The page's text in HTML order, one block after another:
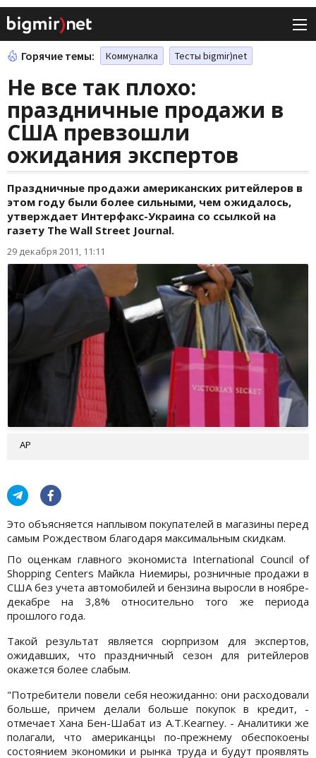
Горячие темы: Коммуналка Тесты bigmir)net
Не все так плохо:
праздничные продажи в
США превзошли
ожидания экспертов
Праздничные продажи американских ритейлеров в
этом году были более сильными, чем ожидалось,
утверждает Интерфакс-Украина со ссылкой на
газету The Wall Street Journal.
29 декабря 2011, 11:11
АР
Это объясняется наплывом покупателей в магазины перед
самым Рождеством благодаря максимальным скидкам.
По оценкам главного экономиста International Council of
Shopping Centers Майкла Ниемиры, розничные продажи в
США без учета автомобилей и бензина выросли в ноябре-
декабре на 3,8% относительно того же периода
прошлого года.
Такой результат является сюрпризом для экспертов,
ожидавших, что праздничный сезон для ритейлеров
окажется более слабым.
"Потребители повели себя неожиданно: они расходовали
больше, причем делали больше покупок в кредит, -
отмечает Хана Бен-Шабат из A.T.Kearney. - Аналитики же
полагали, что американцы по-прежнему обеспокоены
состоянием экономики и рынка труда и будут проявлять